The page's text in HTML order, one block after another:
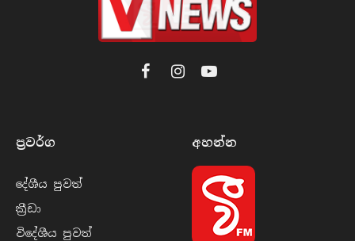
FacebookInstagramYouTube
ප්‍රවර්​ග
දේශීය පුව​ත්
ක්‍රී​ඩා
විදේශීය පුව​ත්
අහන්​න